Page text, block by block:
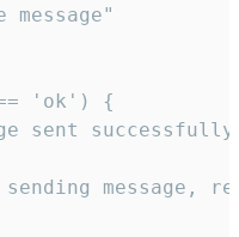
message"
'ok') {
sent
message,